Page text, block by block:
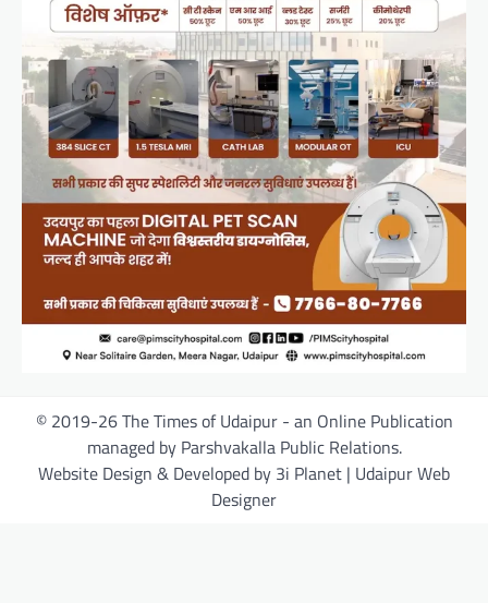
© 2019-26 The Times of Udaipur - an Online Publication
managed by Parshvakalla Public Relations.
Website Design & Developed by 3i Planet | Udaipur Web
Designer